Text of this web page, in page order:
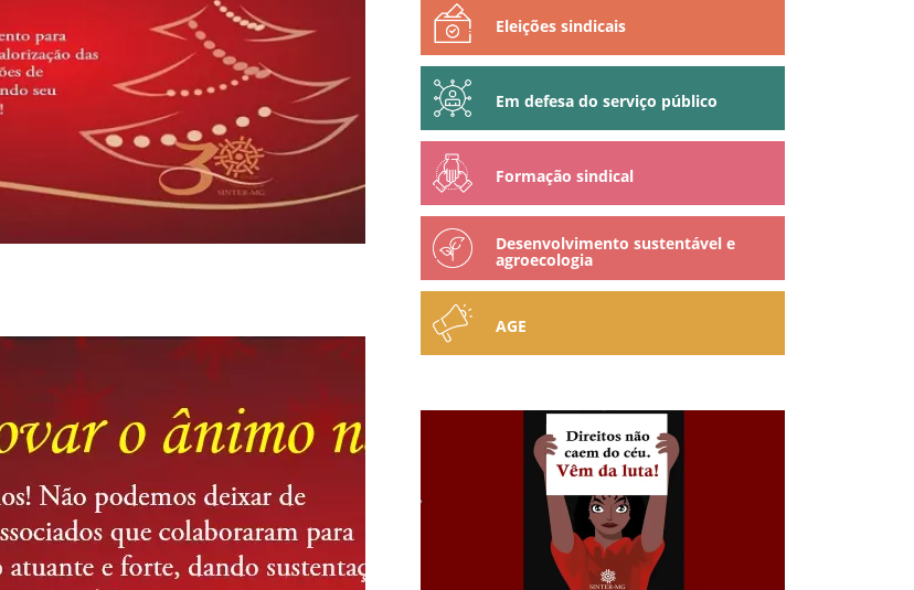
Eleições sindicais
Em defesa do serviço público
Formação sindical
Desenvolvimento sustentável e
agroecologia
AGE